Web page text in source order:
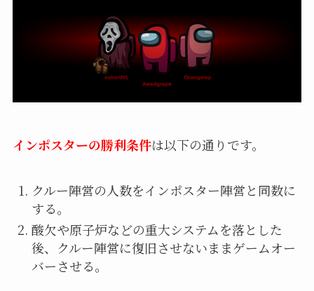
インポスターの勝利条件は以下の通りです。
クルー陣営の人数をインポスター陣営と同数に
する。
酸欠や原子炉などの重大システムを落とした
後、クルー陣営に復旧させないままゲームオー
バーさせる。